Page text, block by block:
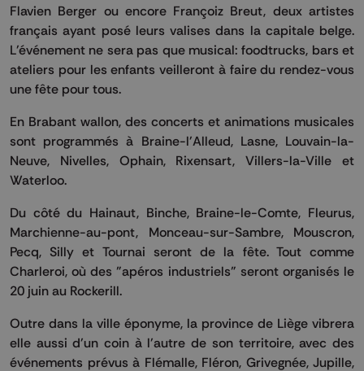
Flavien Berger ou encore Françoiz Breut, deux artistes
français ayant posé leurs valises dans la capitale belge.
L'événement ne sera pas que musical: foodtrucks, bars et
ateliers pour les enfants veilleront à faire du rendez-vous
une fête pour tous.
En Brabant wallon, des concerts et animations musicales
sont programmés à Braine-l'Alleud, Lasne, Louvain-la-
Neuve, Nivelles, Ophain, Rixensart, Villers-la-Ville et
Waterloo.
Du côté du Hainaut, Binche, Braine-le-Comte, Fleurus,
Marchienne-au-pont, Monceau-sur-Sambre, Mouscron,
Pecq, Silly et Tournai seront de la fête. Tout comme
Charleroi, où des "apéros industriels" seront organisés le
20 juin au Rockerill.
Outre dans la ville éponyme, la province de Liège vibrera
elle aussi d'un coin à l'autre de son territoire, avec des
événements prévus à Flémalle, Fléron, Grivegnée, Jupille,